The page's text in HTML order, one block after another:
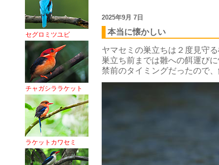
セグロミツユビ
チャガシララケット
ラケットカワセミ
2025年9月 7日
本当に懐かしい
ヤマセミの巣立ちは２度見守
巣立ち前までは雛への餌運び
禁前のタイミングだったので